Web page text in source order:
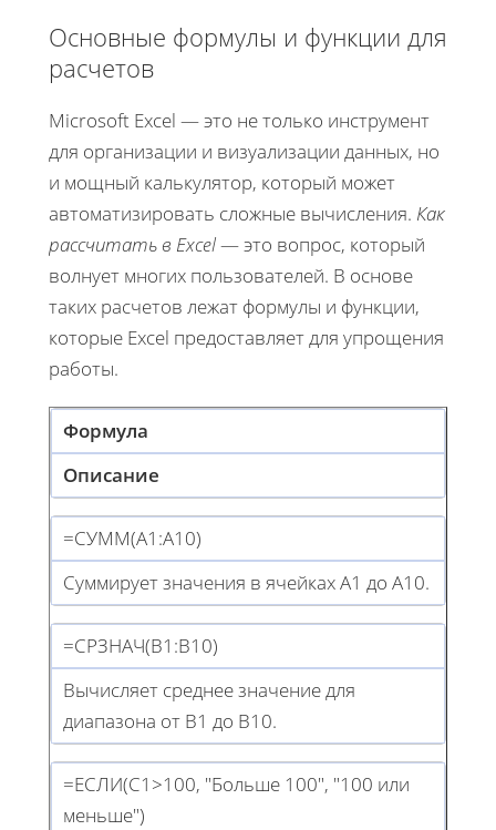
Основные формулы и функции для
расчетов
Microsoft Excel — это не только инструмент
для организации и визуализации данных, но
и мощный калькулятор, который может
автоматизировать сложные вычисления. Как
рассчитать в Excel— это вопрос, который
волнует многих пользователей. В основе
таких расчетов лежат формулы и функции,
которые Excel предоставляет для упрощения
работы.
Формула
Описание
=СУММ(A1:A10)
Суммирует значения в ячейках A1 до A10.
=СРЗНАЧ(B1:B10)
Вычисляет среднее значение для
диапазона от B1 до B10.
=ЕСЛИ(C1>100, "Больше 100", "100 или
меньше")